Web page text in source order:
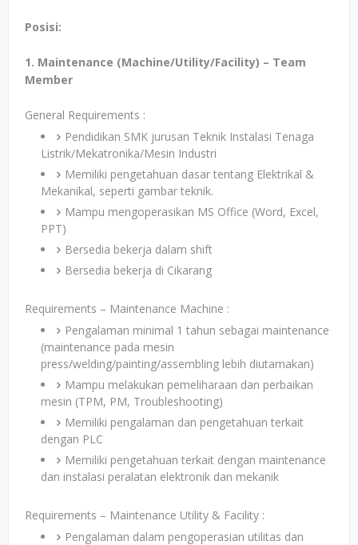
Posisi:
1. Maintenance (Machine/Utility/Facility) – Team
Member
General Requirements :
Pendidikan SMK jurusan Teknik Instalasi Tenaga
Listrik/Mekatronika/Mesin Industri
Memiliki pengetahuan dasar tentang Elektrikal &
Mekanikal, seperti gambar teknik.
Mampu mengoperasikan MS Office (Word, Excel,
PPT)
Bersedia bekerja dalam shift
Bersedia bekerja di Cikarang
Requirements – Maintenance Machine :
Pengalaman minimal 1 tahun sebagai maintenance
(maintenance pada mesin
press/welding/painting/assembling lebih diutamakan)
Mampu melakukan pemeliharaan dan perbaikan
mesin (TPM, PM, Troubleshooting)
Memiliki pengalaman dan pengetahuan terkait
dengan PLC
Memiliki pengetahuan terkait dengan maintenance
dan instalasi peralatan elektronik dan mekanik
Requirements – Maintenance Utility & Facility :
Pengalaman dalam pengoperasian utilitas dan